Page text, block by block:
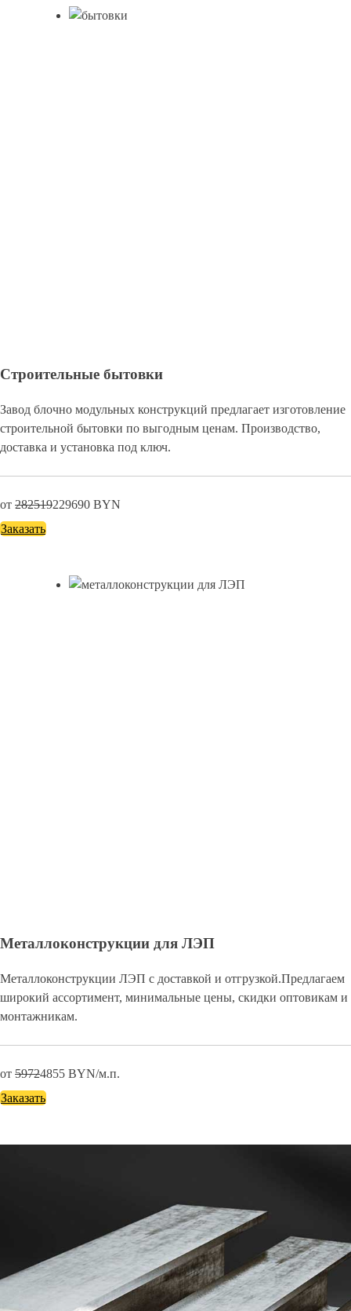
Строительные бытовки
Завод блочно модульных конструкций предлагает изготовление
строительной бытовки по выгодным ценам. Производство,
доставка и установка под ключ.
от 282519229690 BYN
Заказать
Металлоконструкции для ЛЭП
Металлоконструкции ЛЭП с доставкой и отгрузкой.Предлагаем
широкий ассортимент, минимальные цены, скидки оптовикам и
монтажникам.
от 59724855 BYN/м.п.
Заказать